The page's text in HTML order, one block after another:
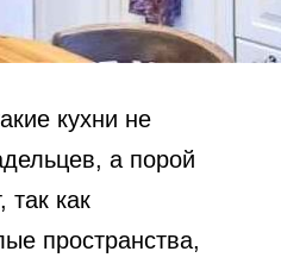
кухни не
а порой
как
пространства,